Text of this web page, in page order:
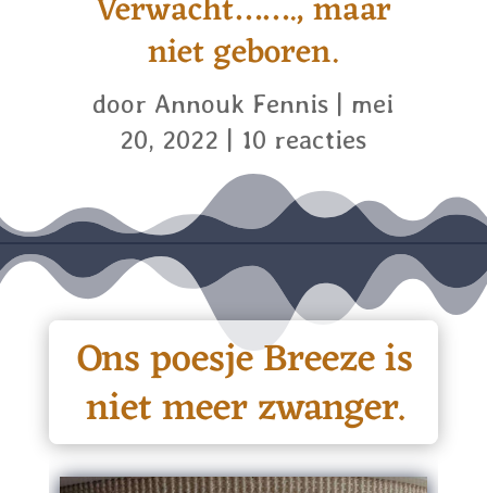
niet geboren.
door Annouk Fennis | mei
20, 2022 | 10 reacties
Ons poesje Breeze is
niet meer zwanger.